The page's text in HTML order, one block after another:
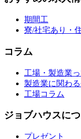
期間工
寮/社宅あり・
コラム
工場・製造業
製造業に関わ
工場コラム
ジョブハウスに
プレゼント